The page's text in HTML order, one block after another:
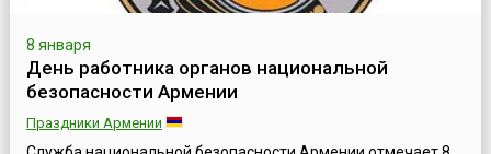
8 января
День работника органов национальной
безопасности Армении
Праздники Армении